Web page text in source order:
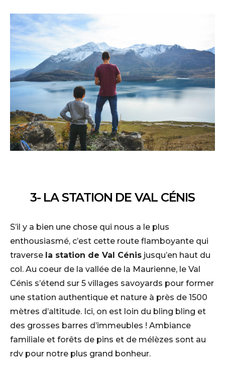
3- LA STATION DE VAL CÉNIS
S’il y a bien une chose qui nous a le plus
enthousiasmé, c’est cette route flamboyante qui
traverse la station de Val Cénis jusqu’en haut du
col. Au coeur de la vallée de la Maurienne, le Val
Cénis s’étend sur 5 villages savoyards pour former
une station authentique et nature à près de 1500
mètres d’altitude. Ici, on est loin du bling bling et
des grosses barres d’immeubles ! Ambiance
familiale et forêts de pins et de mélèzes sont au
rdv pour notre plus grand bonheur.